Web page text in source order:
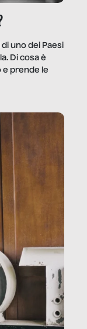
uno dei Paesi
Di cosa è
e prende le